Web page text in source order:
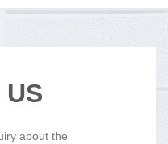
US
about the